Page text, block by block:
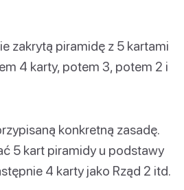
zakrytą piramidę z 5 kartami
4 karty, potem 3, potem 2 i
konkretną zasadę.
5 kart piramidy u podstawy
4 karty jako Rząd 2 itd.